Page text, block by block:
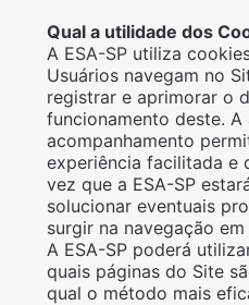
Qual a utilidade dos
A ESA-SP utiliza
Usuários navegam no
registrar e aprimorar o
funcionamento deste.
acompanhamento
experiência facilitada e
vez que a ESA-SP
solucionar eventuais
surgir na navegação em
A ESA-SP poderá
quais páginas do Site
qual o método mais